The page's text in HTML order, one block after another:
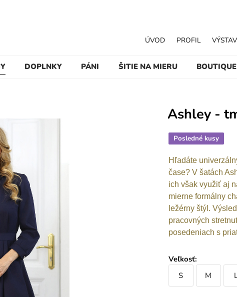
DOPLNKY PÁNI ŠITIE NA MIERU BOUTIQUE
ÚVOD PROFIL
Ashley -
Posledné kusy
Hľadáte
čase? V šatách
ich však využiť aj
mierne formálny
ležérny štýl.
pracovných
posedeniach s
Veľkosť:
S
M